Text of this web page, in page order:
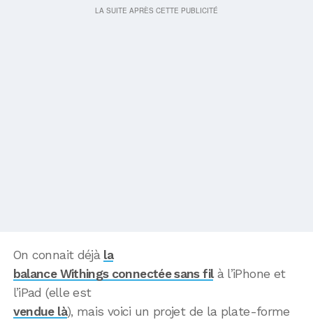
On connait déjà la
balance Withings connectée sans filà l’iPhone et
l’iPad (elle est
vendue là), mais voici un projet de la plate-forme